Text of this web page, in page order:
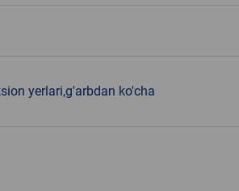
yerlari,g'arbdan ko'cha